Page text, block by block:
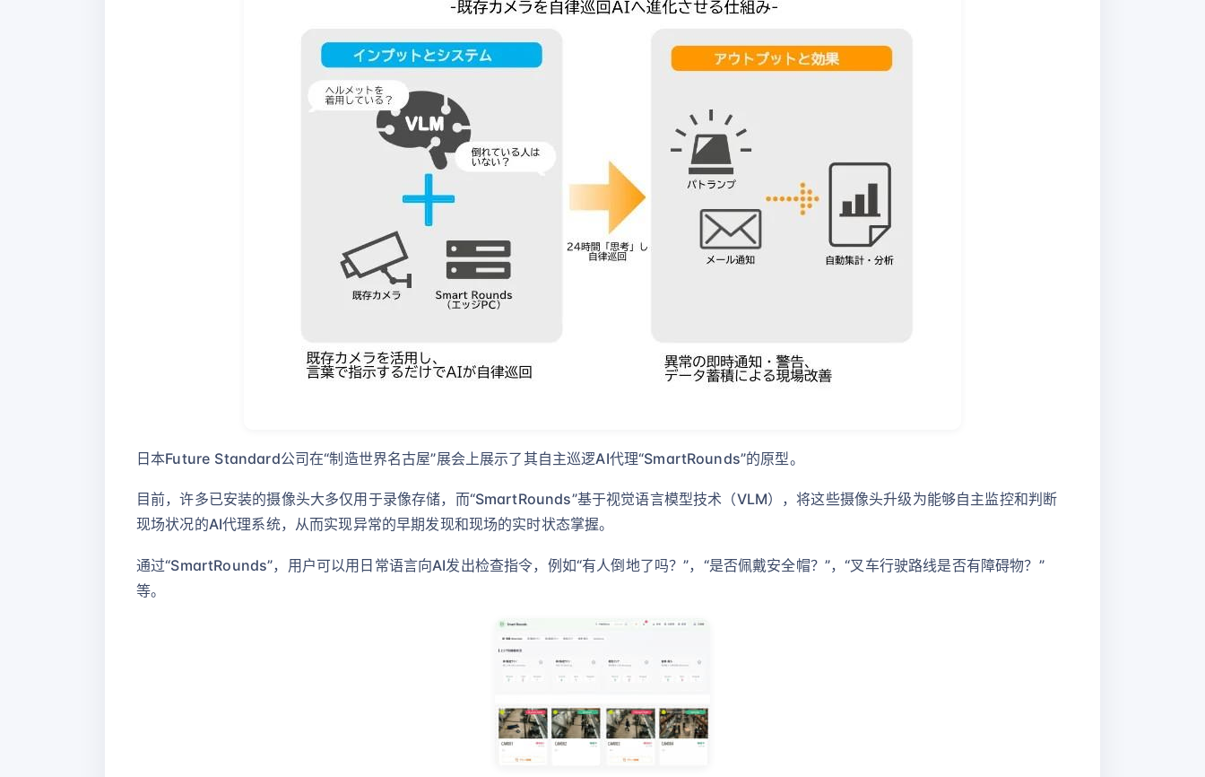
日本Future Standard公司在“制造世界名古屋”展会上展示了其自主巡逻AI代理“SmartRounds”的原型。
目前，许多已安装的摄像头大多仅用于录像存储，而“SmartRounds”基于视觉语言模型技术（VLM），将这些摄像头升级为能够自主监控和判断
现场状况的AI代理系统，从而实现异常的早期发现和现场的实时状态掌握。
通过“SmartRounds”，用户可以用日常语言向AI发出检查指令，例如“有人倒地了吗？”，“是否佩戴安全帽？”，“叉车行驶路线是否有障碍物？”
等。